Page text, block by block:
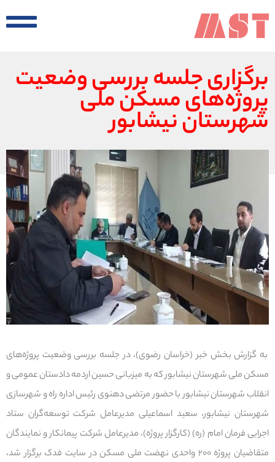
برگزاری جلسه بررسی وضعیت
پروژه‌های مسکن ملی
شهرستان نیشابور
به گزارش بخش خبر (خراسان رضوی)، در جلسه بررسی وضعیت پروژه‌های
مسکن ملی شهرستان نیشابور که به میزبانی حسین اردمه دادستان عمومی و
انقلاب شهرستان نیشابور با حضور مرتضی دهنوی رئیس اداره راه و شهرسازی
شهرستان نیشابور، سعید اسماعیلی مدیرعامل شرکت توسعه‌گران ستاد
اجرایی فرمان امام (ره) (کارگزار پروژه)، مدیرعامل شرکت پیمانکار و نمایندگان
متقاضیان پروژه ۲۰۰ واحدی نهضت ملی مسکن در سایت فدک برگزار شد،